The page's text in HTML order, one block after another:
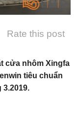
Rate this post
cửa nhôm Xingfa
tiêu chuẩn
3.2019.